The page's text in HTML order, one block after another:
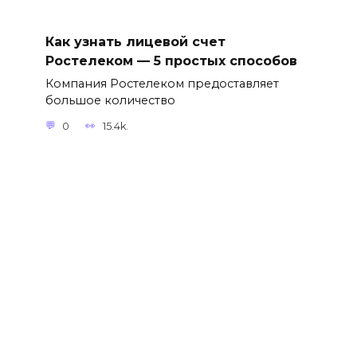
Как узнать лицевой счет
Ростелеком — 5 простых способов
Компания Ростелеком предоставляет
большое количество
0 15.4k.